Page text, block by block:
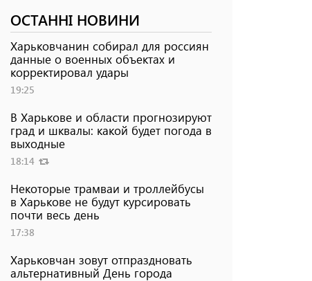
ОСТАННІ НОВИНИ
Харьковчанин собирал для россиян
данные о военных объектах и ​​
корректировал удары
19:25
В Харькове и области прогнозируют
град и шквалы: какой будет погода в
выходные
18:14
Некоторые трамваи и троллейбусы
в Харькове не будут курсировать
почти весь день
17:38
Харьковчан зовут отпраздновать
альтернативный День города